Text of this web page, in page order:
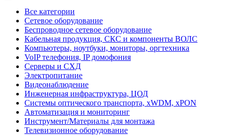
Все категории
Сетевое оборудование
Беспроводное сетевое оборудование
Кабельная продукция, СКС и компоненты ВОЛС
Компьютеры, ноутбуки, мониторы, оргтехника
VoIP телефония, IP домофония
Серверы и СХД
Электропитание
Видеонаблюдение
Инженерная инфраструктура, ЦОД
Системы оптического транспорта, xWDM, xPON
Автоматизация и мониторинг
Инструмент/Материалы для монтажа
Телевизионное оборудование